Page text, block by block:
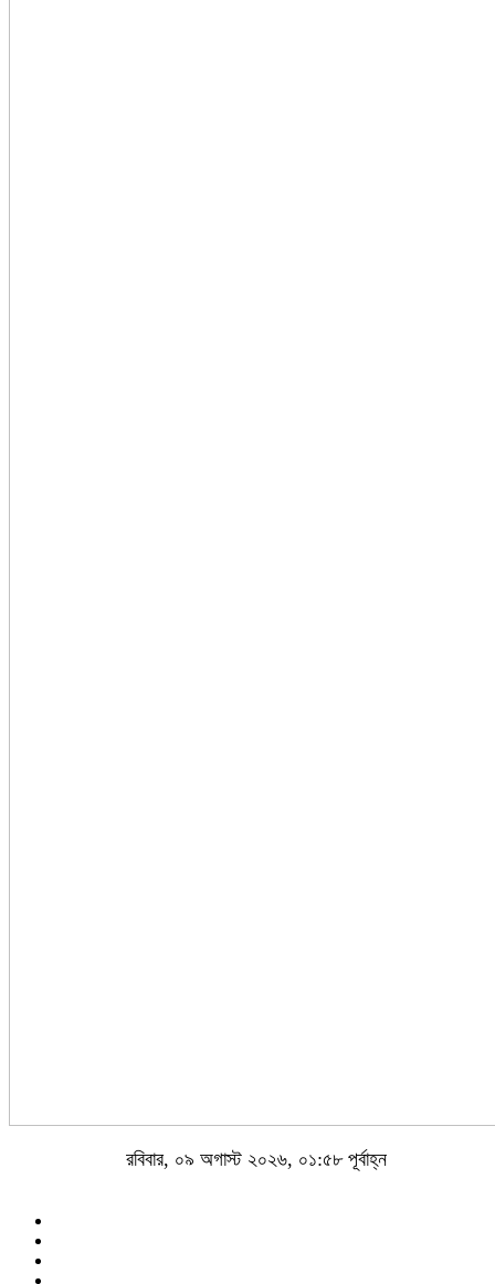
রবিবার, ০৯ অগাস্ট ২০২৬, ০১:৫৮ পূর্বাহ্ন